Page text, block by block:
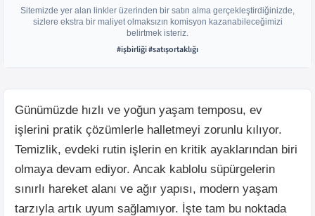
Sitemizde yer alan linkler üzerinden bir satın alma gerçekleştirdiğinizde,
sizlere ekstra bir maliyet olmaksızın komisyon kazanabileceğimizi
belirtmek isteriz.
#işbirliği #satışortaklığı
Günümüzde hızlı ve yoğun yaşam temposu, ev
işlerini pratik çözümlerle halletmeyi zorunlu kılıyor.
Temizlik, evdeki rutin işlerin en kritik ayaklarından biri
olmaya devam ediyor. Ancak kablolu süpürgelerin
sınırlı hareket alanı ve ağır yapısı, modern yaşam
tarzıyla artık uyum sağlamıyor. İşte tam bu noktada